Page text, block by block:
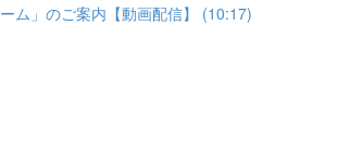
ム」のご案内【動画配信】 (10:17)